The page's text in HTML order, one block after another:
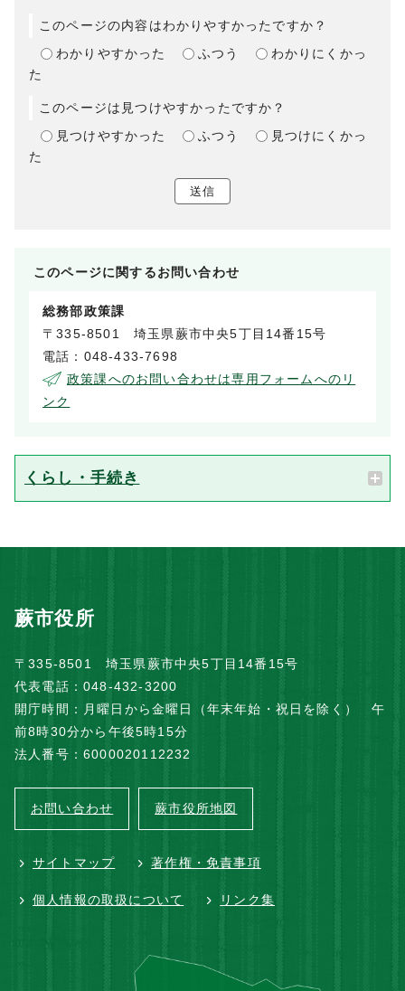
このページの内容はわかりやすかったですか？
わかりやすかった
ふつう
わかりにくかっ
た
このページは見つけやすかったですか？
見つけやすかった
ふつう
見つけにくかっ
た
送信
このページに関するお問い合わせ
総務部政策課
〒335-8501 埼玉県蕨市中央5丁目14番15号
電話：048-433-7698
政策課へのお問い合わせは専用フォームへのリ
ンク
くらし・手続き
蕨市役所
〒335-8501 埼玉県蕨市中央5丁目14番15号
代表電話：048-432-3200
開庁時間：月曜日から金曜日（年末年始・祝日を除く） 午
前8時30分から午後5時15分
法人番号：6000020112232
お問い合わせ 蕨市役所地図
サイトマップ 著作権・免責事項
個人情報の取扱について リンク集